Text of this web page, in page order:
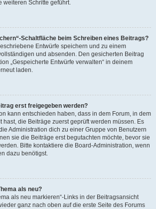
weiteren Schritte geführt.
Schaltfläche beim Schreiben eines Beitrags?
Entwürfe speichern und zu einem
und absenden. Den gesicherten Beitrag
„Gespeicherte Entwürfe verwalten“ in deinem
laden.
erst freigegeben werden?
kann entschieden haben, dass in dem Forum, in dem
hast, die Beiträge zuerst geprüft werden müssen. Es
Administration dich zu einer Gruppe von Benutzern
sie die Beiträge erst begutachten möchte, bevor sie
Bitte kontaktiere die Board-Administration, wenn
dazu benötigst.
als neu?
als neu markieren“-Links in der Beitragsansicht
ganz nach oben auf die erste Seite des Forums